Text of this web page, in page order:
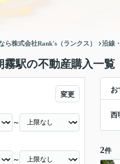
ら株式会社Rank's（ランクス） 沿線
霧駅の不動産購入一覧
お
西
2件
変更
～
～